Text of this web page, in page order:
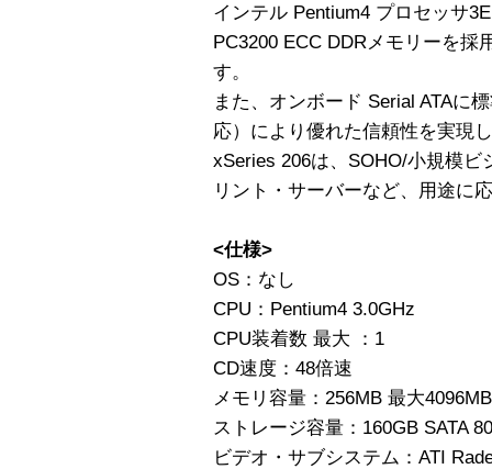
インテル Pentium4 プロセッサ
PC3200 ECC DDRメモリーを採
す。
また、オンボード Serial ATAに
応）により優れた信頼性を実現
xSeries 206は、SOHO/小規模
リント・サーバーなど、用途に
<仕様>
OS：なし
CPU：Pentium4 3.0GHz
CPU装着数 最大 ：1
CD速度：48倍速
メモリ容量：256MB 最大
ストレージ容量：160GB SATA
ビデオ・サブシステム：ATI